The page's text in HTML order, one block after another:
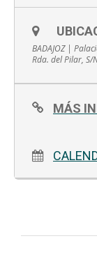
Paul Hindemith.
BADAJOZ |
Rda. del Pilar, S/
MÁS